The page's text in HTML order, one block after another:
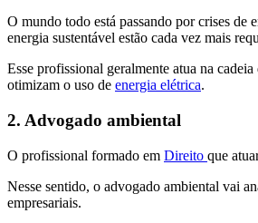
O mundo todo está passando por crises de
energia sustentável estão cada vez mais
Esse profissional geralmente atua na
otimizam o uso de energia elétrica.
2. Advogado ambiental
O profissional formado em Direito que
Nesse sentido, o advogado ambiental vai
empresariais.